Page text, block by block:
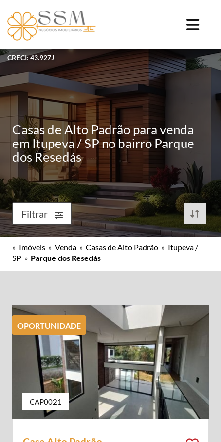
CRECI: 43.927J
Casas de Alto Padrão para venda
em Itupeva / SP no bairro Parque
dos Resedás
Filtrar
» Imóveis » Venda » Casas de Alto Padrão » Itupeva /
SP » Parque dos Resedás
OPORTUNIDADE
CAP0021